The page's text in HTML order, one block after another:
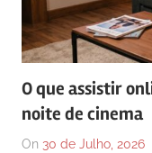
O que assistir
noite de cinema
On 30 de Julho, 2026